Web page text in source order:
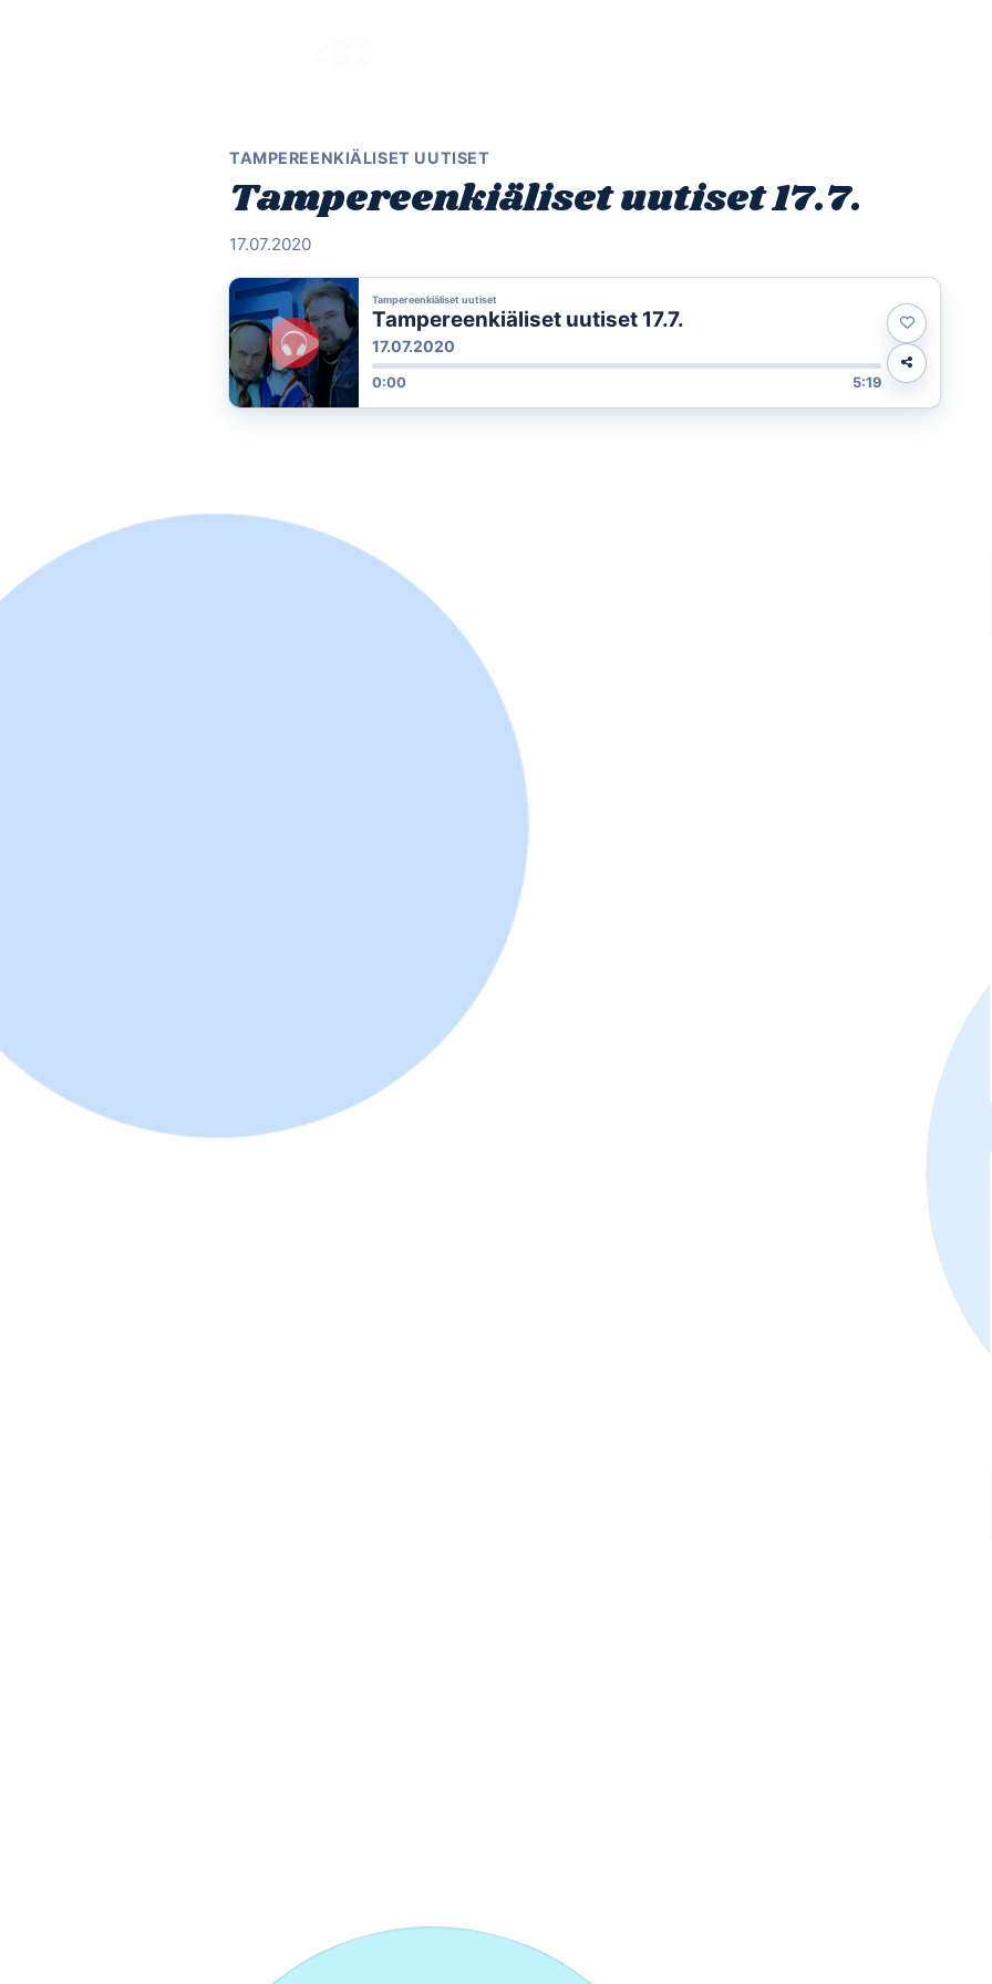
TAMPEREENKIÄLISET UUTISET
Tampereenkiäliset uutiset 17.7.
17.07.2020
Tampereenkiäliset uutiset
Tampereenkiäliset uutiset 17.7.
17.07.2020
0:00 5:19